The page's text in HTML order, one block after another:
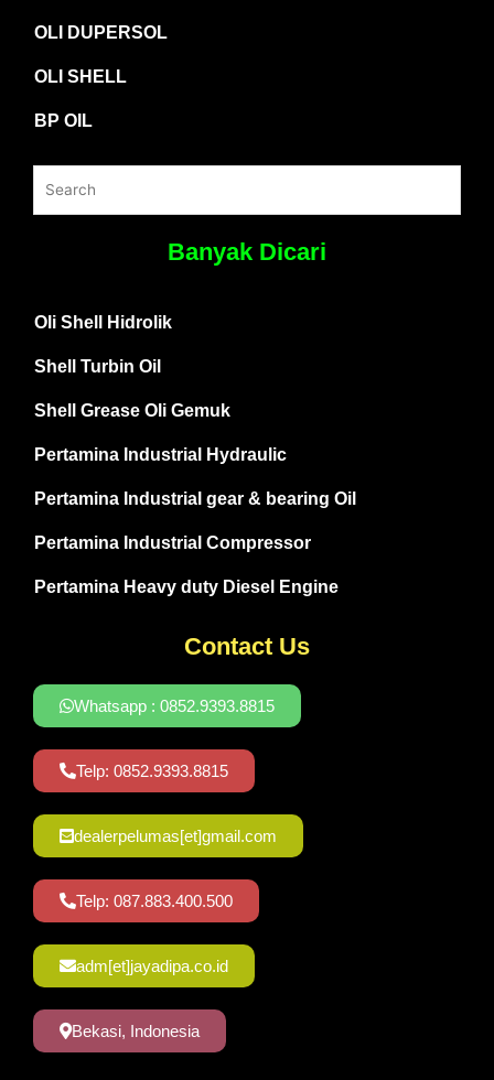
OLI DUPERSOL
OLI SHELL
BP OIL
Banyak Dicari
Oli Shell Hidrolik
Shell Turbin Oil
Shell Grease Oli Gemuk
Pertamina Industrial Hydraulic
Pertamina Industrial gear & bearing Oil
Pertamina Industrial Compressor
Pertamina Heavy duty Diesel Engine
Contact Us
Whatsapp : 0852.9393.8815
Telp: 0852.9393.8815
dealerpelumas[et]gmail.com
Telp: 087.883.400.500
adm[et]jayadipa.co.id
Bekasi, Indonesia